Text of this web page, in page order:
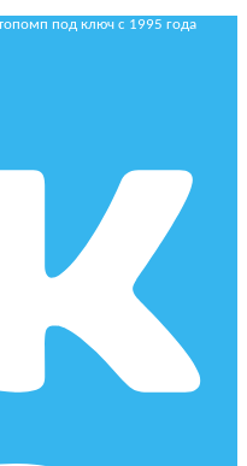
под ключ с 1995 года